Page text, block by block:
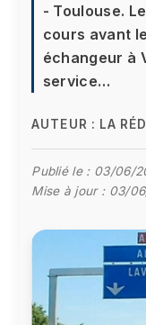
- Toulouse.
cours avant
échangeur à
service…
AUTEUR : LA
Publié le : 03/06/
Mise à jour : 03/